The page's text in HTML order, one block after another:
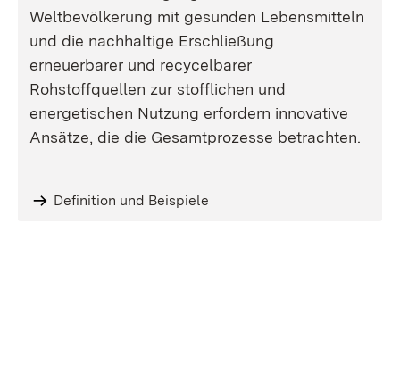
Weltbevölkerung mit gesunden Lebensmitteln
und die nachhaltige Erschließung
erneuerbarer und recycelbarer
Rohstoffquellen zur stofflichen und
energetischen Nutzung erfordern innovative
Ansätze, die die Gesamtprozesse betrachten.
Definition und Beispiele